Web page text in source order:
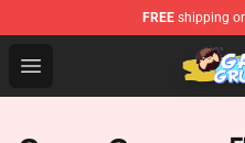
FREE shipping
Open menu
Game Grumps Shop -